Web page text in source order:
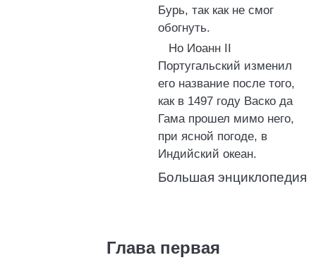
Бурь, так как не смог
обогнуть.
Но Иоанн II
Португальский изменил
его название после того,
как в 1497 году Васко да
Гама прошел мимо него,
при ясной погоде, в
Индийский океан.
Большая энциклопедия
Глава первая